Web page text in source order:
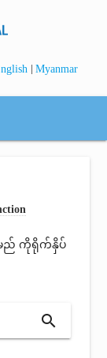
| Myanmar
မည် ကိုရိုက်နှိပ်
search